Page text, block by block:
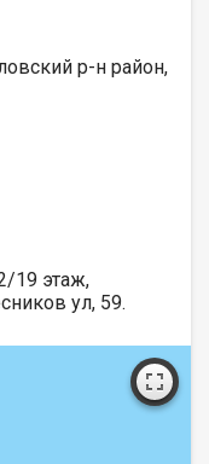
р-н район,
19 этаж,
ул, 59.